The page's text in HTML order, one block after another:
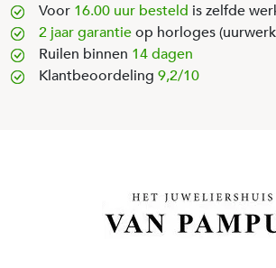
Voor 16.00 uur besteld is zelfde
2 jaar garantieop horloges
Ruilen binnen 14 dagen
Klantbeoordeling 9,2/10